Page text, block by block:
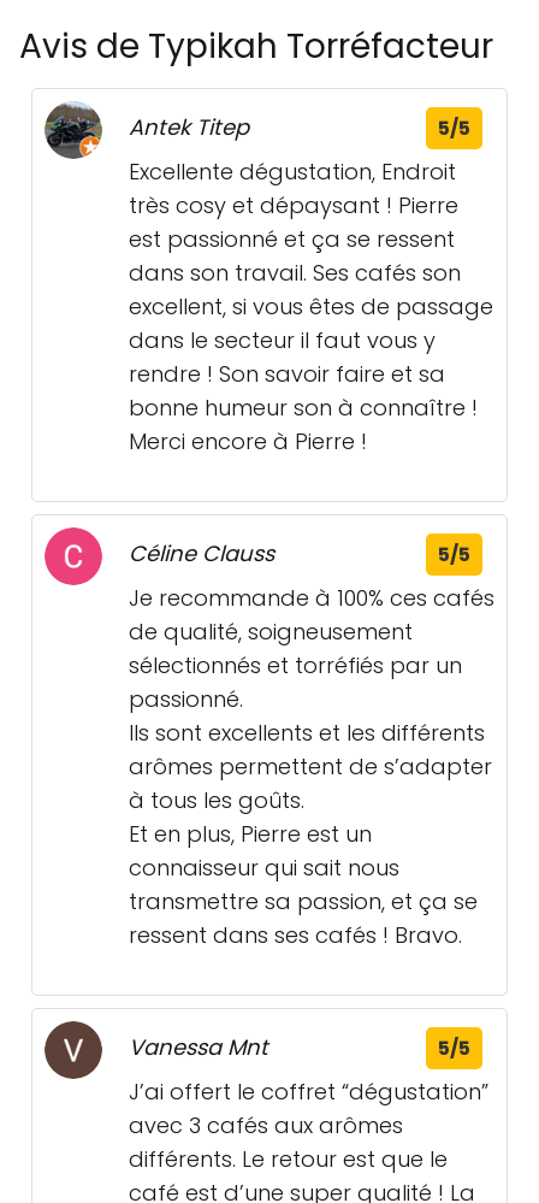
Avis de Typikah Torréfacteur
Antek Titep 5/5
Excellente dégustation, Endroit
très cosy et dépaysant ! Pierre
est passionné et ça se ressent
dans son travail. Ses cafés son
excellent, si vous êtes de passage
dans le secteur il faut vous y
rendre ! Son savoir faire et sa
bonne humeur son à connaître !
Merci encore à Pierre !
Céline Clauss 5/5
Je recommande à 100% ces cafés
de qualité, soigneusement
sélectionnés et torréfiés par un
passionné.
Ils sont excellents et les différents
arômes permettent de s’adapter
à tous les goûts.
Et en plus, Pierre est un
connaisseur qui sait nous
transmettre sa passion, et ça se
ressent dans ses cafés ! Bravo.
Vanessa Mnt 5/5
J’ai offert le coffret “dégustation”
avec 3 cafés aux arômes
différents. Le retour est que le
café est d’une super qualité ! La